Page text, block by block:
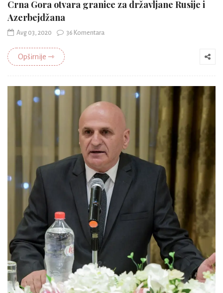
Crna Gora otvara granice za državljane Rusije i
Azerbejdžana
Avg 03, 2020 36 Komentara
Opširnije ⇾